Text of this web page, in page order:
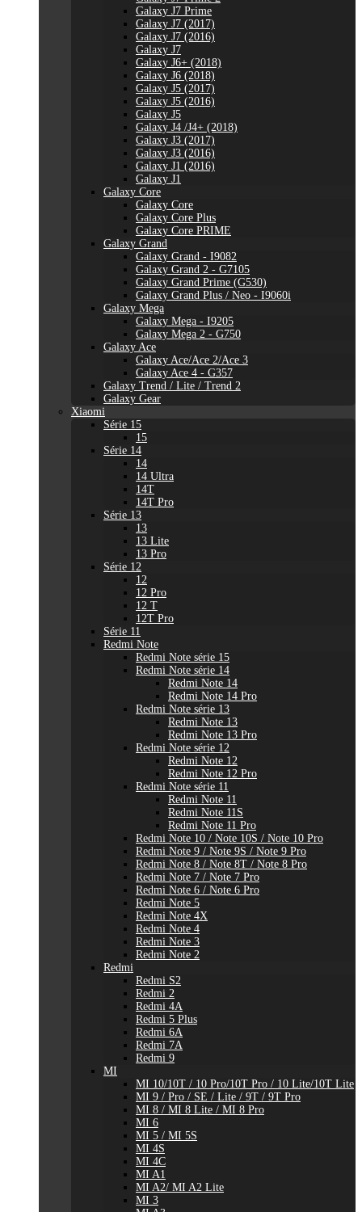
Galaxy J7 Prime
Galaxy J7 (2017)
Galaxy J7 (2016)
Galaxy J7
Galaxy J6+ (2018)
Galaxy J6 (2018)
Galaxy J5 (2017)
Galaxy J5 (2016)
Galaxy J5
Galaxy J4 /J4+ (2018)
Galaxy J3 (2017)
Galaxy J3 (2016)
Galaxy J1 (2016)
Galaxy J1
Galaxy Core
Galaxy Core
Galaxy Core Plus
Galaxy Core PRIME
Galaxy Grand
Galaxy Grand - I9082
Galaxy Grand 2 - G7105
Galaxy Grand Prime (G530)
Galaxy Grand Plus / Neo - I9060i
Galaxy Mega
Galaxy Mega - I9205
Galaxy Mega 2 - G750
Galaxy Ace
Galaxy Ace/Ace 2/Ace 3
Galaxy Ace 4 - G357
Galaxy Trend / Lite / Trend 2
Galaxy Gear
Xiaomi
Série 15
15
Série 14
14
14 Ultra
14T
14T Pro
Série 13
13
13 Lite
13 Pro
Série 12
12
12 Pro
12 T
12T Pro
Série 11
Redmi Note
Redmi Note série 15
Redmi Note série 14
Redmi Note 14
Redmi Note 14 Pro
Redmi Note série 13
Redmi Note 13
Redmi Note 13 Pro
Redmi Note série 12
Redmi Note 12
Redmi Note 12 Pro
Redmi Note série 11
Redmi Note 11
Redmi Note 11S
Redmi Note 11 Pro
Redmi Note 10 / Note 10S / Note 10 Pro
Redmi Note 9 / Note 9S / Note 9 Pro
Redmi Note 8 / Note 8T / Note 8 Pro
Redmi Note 7 / Note 7 Pro
Redmi Note 6 / Note 6 Pro
Redmi Note 5
Redmi Note 4X
Redmi Note 4
Redmi Note 3
Redmi Note 2
Redmi
Redmi S2
Redmi 2
Redmi 4A
Redmi 5 Plus
Redmi 6A
Redmi 7A
Redmi 9
MI
MI 10/10T / 10 Pro/10T Pro / 10 Lite/10T Lite
MI 9 / Pro / SE / Lite / 9T / 9T Pro
MI 8 / MI 8 Lite / MI 8 Pro
MI 6
MI 5 / MI 5S
MI 4S
MI 4C
MI A1
MI A2/ MI A2 Lite
MI 3